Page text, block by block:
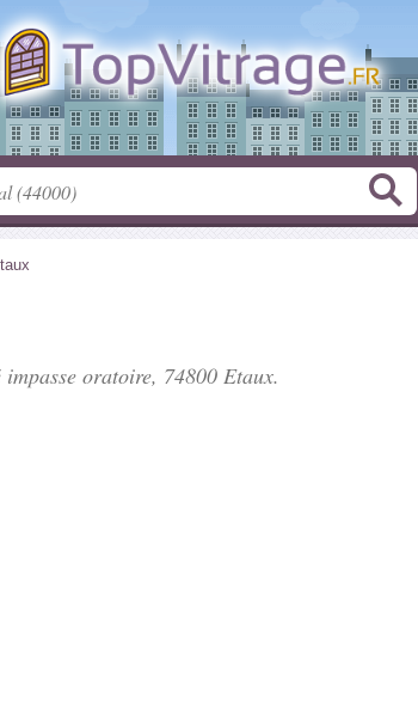
impasse oratoire, 74800 Etaux.